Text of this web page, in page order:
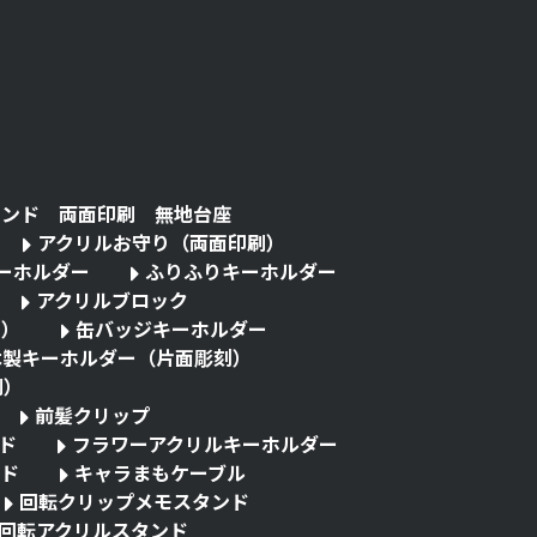
ンド 両面印刷 無地台座
アクリルお守り（両面印刷）
ホルダー
ふりふりキーホルダー
アクリルブロック
缶バッジキーホルダー
キーホルダー（片面彫刻）
前髪クリップ
フラワーアクリルキーホルダー
キャラまもケーブル
回転クリップメモスタンド
転アクリルスタンド